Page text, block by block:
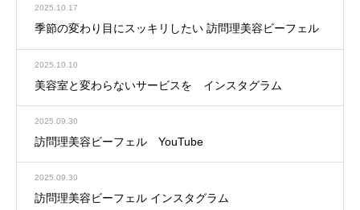
2025.10.17
季節の変わり目にスッキリしたい 訪問理美容ビーフェル
2025.10.10
美容室と変わらないサービスを インスタグラム
2025.09.30
訪問理美容ビーフェル YouTube
2025.09.30
訪問理美容ビーフェル インスタグラム